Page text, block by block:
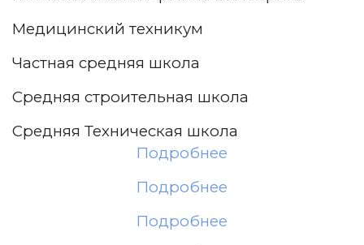
Медицинский техникум
Частная средняя школа
Средняя строительная школа
Средняя Техническая школа
Подробнее
Подробнее
Подробнее